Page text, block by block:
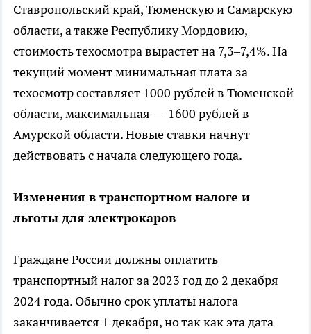
Ставропольский край, Тюменскую и Самарскую
области, а также Республику Мордовию,
стоимость техосмотра вырастет на 7,3–7,4%. На
текущий момент минимальная плата за
техосмотр составляет 1000 рублей в Тюменской
области, максимальная — 1600 рублей в
Амурской области. Новые ставки начнут
действовать с начала следующего года.
Изменения в транспортном налоге и
льготы для электрокаров
Граждане России должны оплатить
транспортный налог за 2023 год до 2 декабря
2024 года. Обычно срок уплаты налога
заканчивается 1 декабря, но так как эта дата